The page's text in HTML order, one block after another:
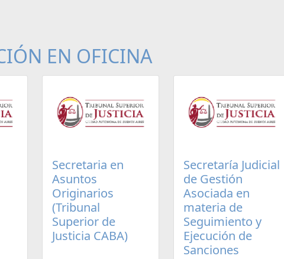
EN OFICINA
Secretaria en
Asuntos
Originarios
(Tribunal
Superior de
Justicia CABA)
Secretaría Judicial
de Gestión
Asociada en
materia de
Seguimiento y
Ejecución de
Sanciones